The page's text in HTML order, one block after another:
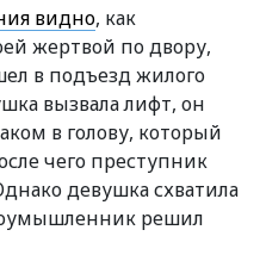
видно, как
жертвой по двору,
в подъезд жилого
вызвала лифт, он
в голову, который
чего преступник
девушка схватила
решил